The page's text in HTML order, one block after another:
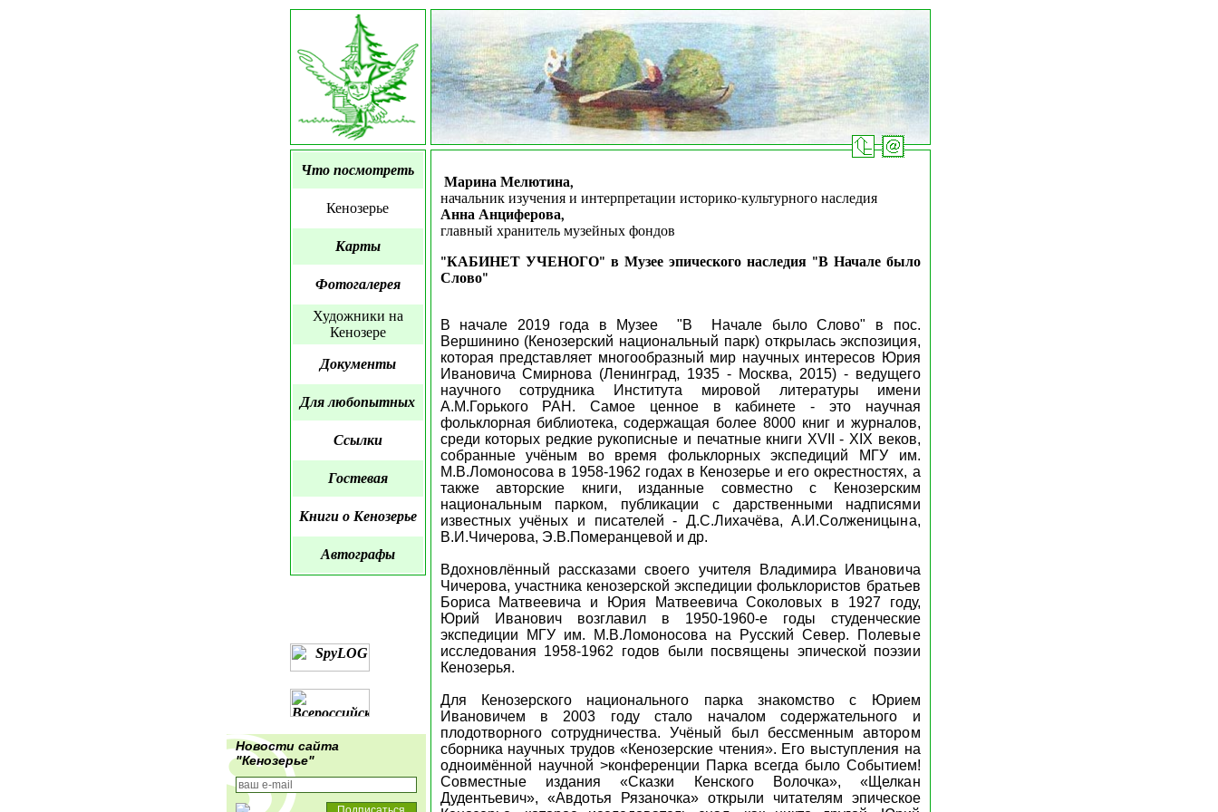
Что посмотреть
Кенозерье
Карты
Фотогалерея
Художники на
Кенозере
Документы
Для любопытных
Ссылки
Гостевая
Книги о Кенозерье
Автографы
Новости сайта
"Кенозерье"
Марина Мелютина,
начальник изучения и интерпретации историко-культурного наследия
Анна Анциферова,
главный хранитель музейных фондов
"КАБИНЕТ УЧЕНОГО" в Музее эпического наследия "В Начале было
Слово"
В начале 2019 года в Музее
"В Начале было Слово" в пос.
Вершинино (Кенозерский национальный парк) открылась экспозиция,
которая представляет многообразный мир научных интересов Юрия
Ивановича Смирнова (Ленинград, 1935 - Москва, 2015) - ведущего
научного сотрудника Института мировой литературы имени
A.M.Горького РАН. Самое ценное в кабинете - это научная
фольклорная библиотека, содержащая более 8000 книг и журналов,
среди которых редкие рукописные и печатные книги XVII - XIX веков,
собранные учёным во время фольклорных экспедиций МГУ им.
М.В.Ломоносова в 1958-1962 годах в Кенозерье и его окрестностях, а
также авторские книги, изданные совместно с Кенозерским
национальным парком, публикации с дарственными надписями
известных учёных и писателей - Д.С.Лихачёва, А.И.Cолженицына,
В.И.Чичерова, Э.В.Померанцевой и др.
Вдохновлённый рассказами своего учителя Владимира Ивановича
Чичерова, участника кенозерской экспедиции фольклористов братьев
Бориса Матвеевича и Юрия
Матвеевича Соколовых в 1927 году,
Юрий Иванович возглавил в 1950-1960-е годы студенческие
экспедиции МГУ им. М.В.Ломоносова на Русский Север. Полевые
исследования 1958-1962 годов были посвящены эпической поэзии
Кенозерья.
Для Кенозерского национального парка знакомство с Юрием
Ивановичем в 2003 году стало началом содержательного и
плодотворного сотрудничества. Учёный был бессменным автором
сборника научных трудов «Кенозерские чтения». Его выступления на
одноимённой научной >конференции Парка всегда было Событием!
Совместные издания «Сказки Кенского Волочка», «Щелкан
Дудентьевич», «Авдотья Рязаночка» открыли читателям эпическое